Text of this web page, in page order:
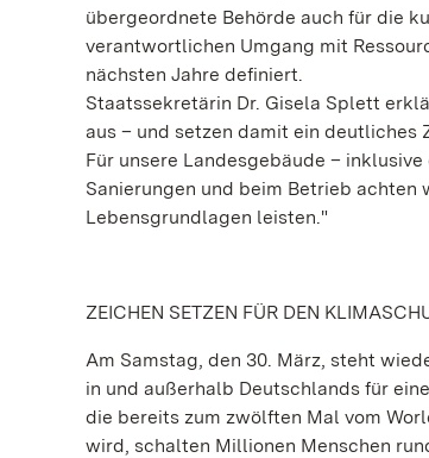
übergeordnete Behörde auch für die
verantwortlichen Umgang mit
nächsten Jahre definiert.
Staatssekretärin Dr. Gisela Splett
aus – und setzen damit ein deutliches
Für unsere Landesgebäude –
Sanierungen und beim Betrieb achten
Lebensgrundlagen leisten."
ZEICHEN SETZEN FÜR DEN
Am Samstag, den 30. März, steht
in und außerhalb Deutschlands für
die bereits zum zwölften Mal vom
wird, schalten Millionen Menschen